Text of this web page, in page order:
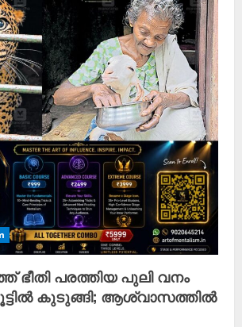
ഭീതി പരത്തിയ പുലി വനം
കുടുങ്ങി; ആശ്വാസത്തിൽ